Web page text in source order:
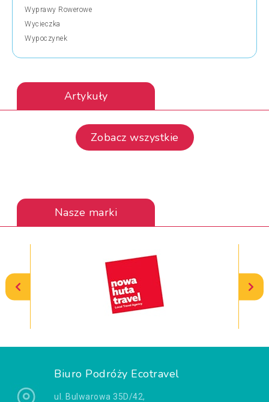
Wyprawy Rowerowe
Wycieczka
Wypoczynek
Artykuły
Zobacz wszystkie
Nasze marki
Biuro Podróży Ecotravel
ul. Bulwarowa 35D/42,